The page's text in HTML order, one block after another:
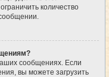
количество
сообщениях. Если
вы можете загрузить